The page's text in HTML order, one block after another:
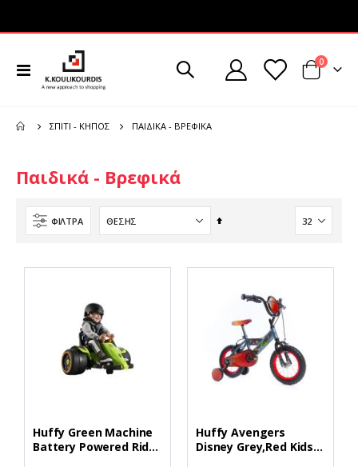
Εναλλαγή
Πλοήγησης
Cart
0
ΣΠΊΤΙ - ΚΉΠΟΣ ΠΑΙΔΙΚΆ - ΒΡΕΦΙΚΆ
Παιδικά - Βρεφικά
ΦΊΛΤΡΑ
Φθίνουσα
Huffy Green Machine
Battery Powered Ride
Huffy Avengers
Disney Grey,Red Kids